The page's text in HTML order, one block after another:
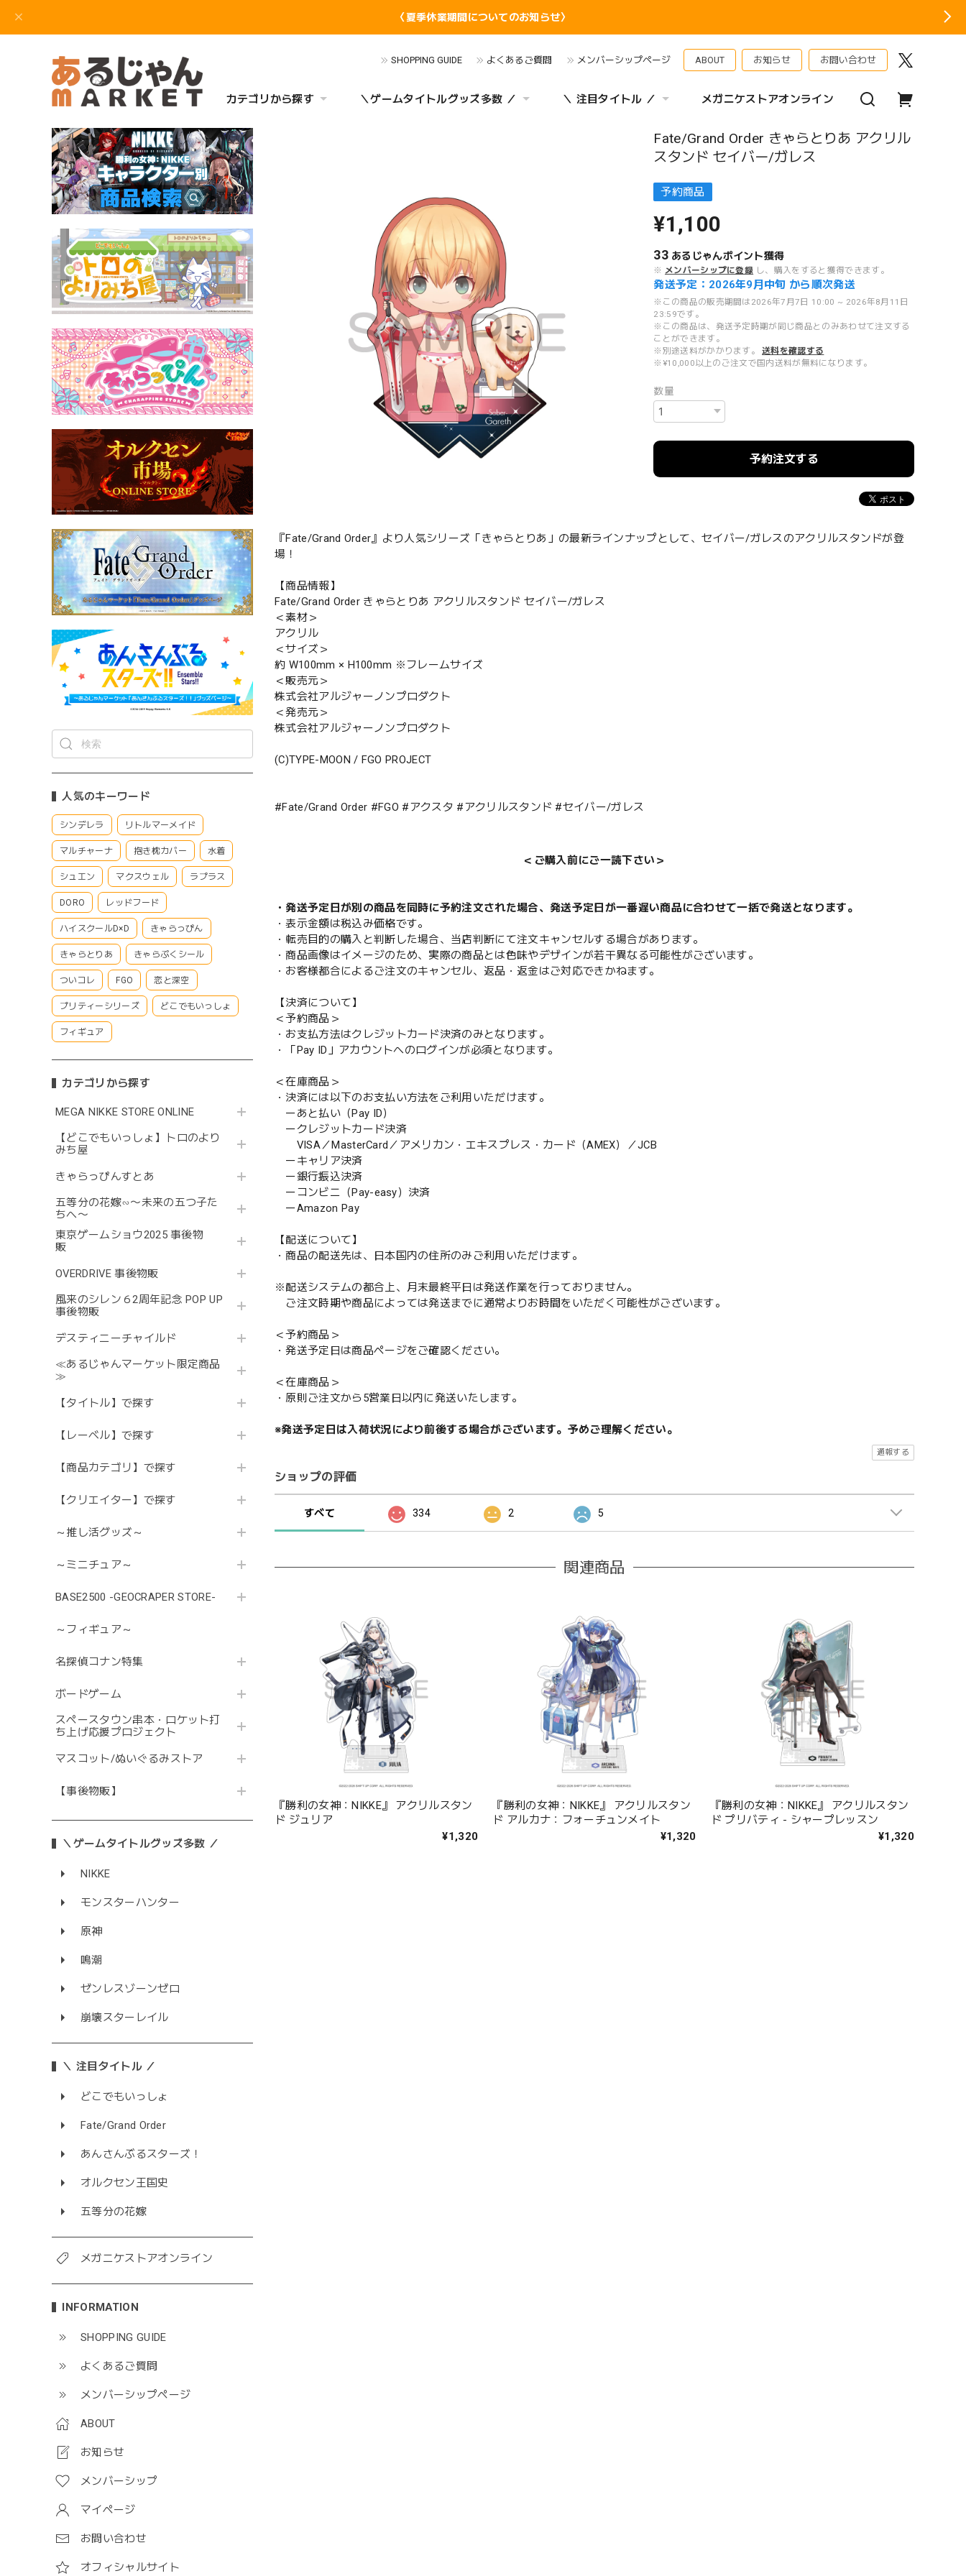
〈夏季休業期間についてのお知らせ〉
SHOPPING GUIDE よくあるご質問 メンバーシップページ ABOUT お知らせ お問い合わせ
カテゴリから探す ＼ゲームタイトルグッズ多数 ／ ＼ 注目タイトル ／ メガニケストアオンライン
人気のキーワード
シンデレラ リトルマーメイド
マルチャーナ 抱き枕カバー 水着
シュエン マクスウェル ラプラス
DORO レッドフード
ハイスクールD×D きゃらっぴん
きゃらとりあ きゃらぷくシール
ついコレ FGO 恋と深空
プリティーシリーズ どこでもいっしょ
フィギュア
カテゴリから探す
MEGA NIKKE STORE ONLINE
【どこでもいっしょ】トロのより
みち屋
きゃらっぴんすとあ
五等分の花嫁∽〜未来の五つ子た
ちへ〜
東京ゲームショウ2025 事後物
販
OVERDRIVE 事後物販
風来のシレン６2周年記念 POP UP
事後物販
デスティニーチャイルド
≪あるじゃんマーケット限定商品
≫
【タイトル】で探す
【レーベル】で探す
【商品カテゴリ】で探す
【クリエイター】で探す
～推し活グッズ～
～ミニチュア～
BASE2500 -GEOCRAPER STORE-
～フィギュア～
名探偵コナン特集
ボードゲーム
スペースタウン串本・ロケット打
ち上げ応援プロジェクト
マスコット/ぬいぐるみストア
【事後物販】
＼ゲームタイトルグッズ多数 ／
NIKKE
モンスターハンター
原神
鳴潮
ゼンレスゾーンゼロ
崩壊スターレイル
＼ 注目タイトル ／
どこでもいっしょ
Fate/Grand Order
あんさんぶるスターズ！
オルクセン王国史
五等分の花嫁
メガニケストアオンライン
INFORMATION
SHOPPING GUIDE
よくあるご質問
メンバーシップページ
ABOUT
お知らせ
メンバーシップ
マイページ
お問い合わせ
オフィシャルサイト
Fate/Grand Order きゃらとりあ アクリル
スタンド セイバー/ガレス
予約商品
¥1,100
33 あるじゃんポイント獲得
※ メンバーシップに登録 し、購入をすると獲得できます。
発送予定：2026年9月中旬 から順次発送
※この商品の販売期間は2026年7月7日 10:00 ~ 2026年8月11日
23:59です。
※この商品は、発送予定時期が同じ商品とのみあわせて注文する
ことができます。
※別途送料がかかります。
送料を確認する
※¥10,000以上のご注文で国内送料が無料になります。
数量
予約注文する
『Fate/Grand Order』より人気シリーズ「きゃらとりあ」の最新ラインナップとして、セイバー/ガレスのアクリルスタンドが登
場！
【商品情報】
Fate/Grand Order きゃらとりあ アクリルスタンド セイバー/ガレス
＜素材＞
アクリル
＜サイズ＞
約 W100mm × H100mm ※フレームサイズ
＜販売元＞
株式会社アルジャーノンプロダクト
＜発売元＞
株式会社アルジャーノンプロダクト
(C)TYPE-MOON / FGO PROJECT
#Fate/Grand Order #FGO #アクスタ #アクリルスタンド #セイバー/ガレス
＜ご購入前にご一読下さい＞
・発送予定日が別の商品を同時に予約注文された場合、発送予定日が一番遅い商品に合わせて一括で発送となります。
・表示金額は税込み価格です。
・転売目的の購入と判断した場合、当店判断にて注文キャンセルする場合があります。
・商品画像はイメージのため、実際の商品とは色味やデザインが若干異なる可能性がございます。
・お客様都合によるご注文のキャンセル、返品・返金はご対応できかねます。
【決済について】
＜予約商品＞
・お支払方法はクレジットカード決済のみとなります。
・「Pay ID」アカウントへのログインが必須となります。
＜在庫商品＞
・決済には以下のお支払い方法をご利用いただけます。
ーあと払い（Pay ID）
ークレジットカード決済
VISA／MasterCard／アメリカン・エキスプレス・カード（AMEX）／JCB
ーキャリア決済
ー銀行振込決済
ーコンビニ（Pay-easy）決済
ーAmazon Pay
【配送について】
・商品の配送先は、日本国内の住所のみご利用いただけます。
※配送システムの都合上、月末最終平日は発送作業を行っておりません。
ご注文時期や商品によっては発送までに通常よりお時間をいただく可能性がございます。
＜予約商品＞
・発送予定日は商品ページをご確認ください。
＜在庫商品＞
・原則ご注文から5営業日以内に発送いたします。
※発送予定日は入荷状況により前後する場合がございます。予めご理解ください。
通報する
ショップの評価
すべて 334 2 5
関連商品
『勝利の女神：NIKKE』 アクリルスタン
ド ジュリア
¥1,320
『勝利の女神：NIKKE』 アクリルスタン
ド アルカナ：フォーチュンメイト
¥1,320
『勝利の女神：NIKKE』 アクリルスタン
ド プリバティ - シャープレッスン
¥1,320